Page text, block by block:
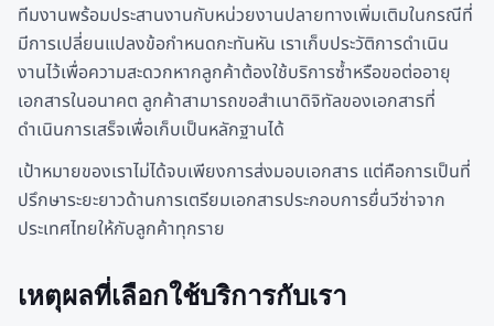
ทีมงานพร้อมประสานงานกับหน่วยงานปลายทางเพิ่มเติมในกรณีที่
มีการเปลี่ยนแปลงข้อกำหนดกะทันหัน เราเก็บประวัติการดำเนิน
งานไว้เพื่อความสะดวกหากลูกค้าต้องใช้บริการซ้ำหรือขอต่ออายุ
เอกสารในอนาคต ลูกค้าสามารถขอสำเนาดิจิทัลของเอกสารที่
ดำเนินการเสร็จเพื่อเก็บเป็นหลักฐานได้
เป้าหมายของเราไม่ได้จบเพียงการส่งมอบเอกสาร แต่คือการเป็นที่
ปรึกษาระยะยาวด้านการเตรียมเอกสารประกอบการยื่นวีซ่าจาก
ประเทศไทยให้กับลูกค้าทุกราย
เหตุผลที่เลือกใช้บริการกับเรา